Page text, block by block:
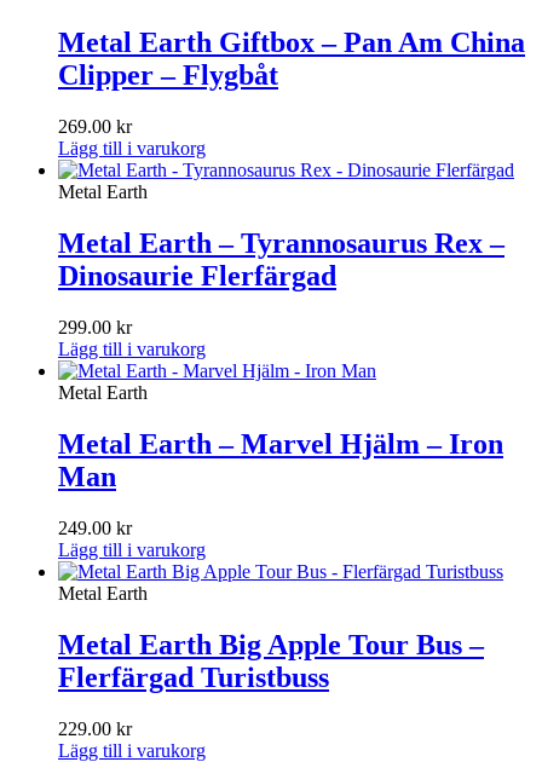
Metal Earth Giftbox – Pan Am China
Clipper – Flygbåt
269.00 kr
Lägg till i varukorg
Metal Earth
Metal Earth – Tyrannosaurus Rex –
Dinosaurie Flerfärgad
299.00 kr
Lägg till i varukorg
Metal Earth
Metal Earth – Marvel Hjälm – Iron
Man
249.00 kr
Lägg till i varukorg
Metal Earth
Metal Earth Big Apple Tour Bus –
Flerfärgad Turistbuss
229.00 kr
Lägg till i varukorg